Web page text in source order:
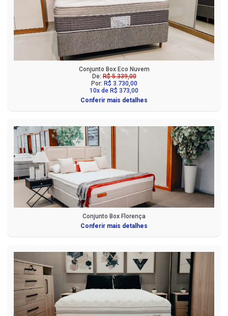
Conjunto Box Eco Nuvem
De:R$ 5.339,00
Por: R$ 3.730,00
10x de R$ 373,00
Conferir mais detalhes
Conjunto Box Florença
Conferir mais detalhes